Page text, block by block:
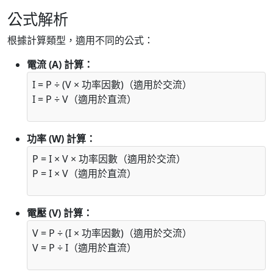
公式解析
根據計算類型，適用不同的公式：
電流 (A) 計算：
I = P ÷ (V × 功率因數)（適用於交流）
I = P ÷ V（適用於直流）
功率 (W) 計算：
P = I × V × 功率因數（適用於交流）
P = I × V（適用於直流）
電壓 (V) 計算：
V = P ÷ (I × 功率因數)（適用於交流）
V = P ÷ I（適用於直流）